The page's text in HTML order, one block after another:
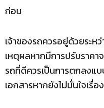
ก่อน
เจ้าของรถควรอยู่ด้วยระห
เหตุผลหากมีการปรับราคา
รถที่ดีควรเป็นการตกลงแบ
เอกสารหากยังไม่มั่นใจเรื่อ